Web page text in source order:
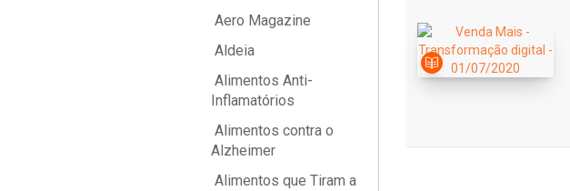
Aero Magazine
Aldeia
Alimentos Anti-
Inflamatórios
Alimentos contra o
Alzheimer
Alimentos que Tiram a